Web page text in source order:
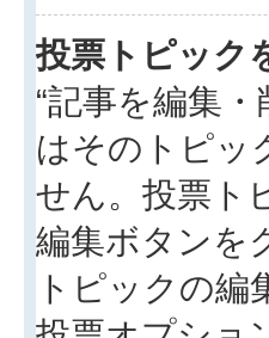
投票トピック
“記事を編集
はそのトピッ
せん。投票ト
編集ボタンを
トピックの